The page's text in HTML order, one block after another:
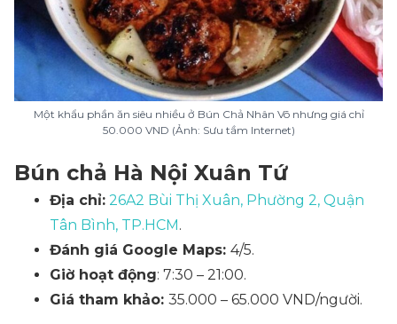
Một khẩu phần ăn siêu nhiều ở Bún Chả Nhân Võ nhưng giá chỉ
50.000 VND (Ảnh: Sưu tầm Internet)
Bún chả Hà Nội Xuân Tứ
Địa chỉ: 26A2 Bùi Thị Xuân, Phường 2, Quận
Tân Bình, TP.HCM.
Đánh giá Google Maps: 4/5.
Giờ hoạt động: 7:30 – 21:00.
Giá tham khảo: 35.000 – 65.000 VND/người.